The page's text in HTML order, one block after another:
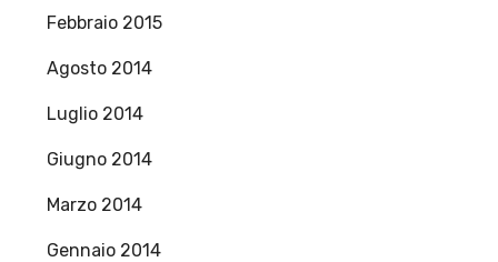
Febbraio 2015
Agosto 2014
Luglio 2014
Giugno 2014
Marzo 2014
Gennaio 2014